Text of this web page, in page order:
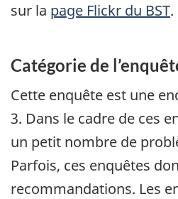
sur la page Flickr du BST.
Catégorie de
Cette enquête est une
3. Dans le cadre de ces
un petit nombre de
Parfois, ces enquêtes
recommandations. Les